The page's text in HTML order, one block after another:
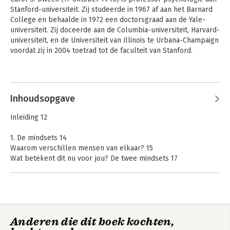
Stanford-universiteit. Zij studeerde in 1967 af aan het Barnard
College en behaalde in 1972 een doctorsgraad aan de Yale-
universiteit. Zij doceerde aan de Columbia-universiteit, Harvard-
universiteit, en de Universiteit van Illinois te Urbana-Champaign
voordat zij in 2004 toetrad tot de faculteit van Stanford.
Andere boeken door Carol Dweck
Psychology of
Edition : Changing
Inhoudsopgave
Inleiding 12
1. De mindsets 14
Waarom verschillen mensen van elkaar? 15
Wat betekent dit nu voor jou? De twee mindsets 17
Anderen die dit boek kochten,